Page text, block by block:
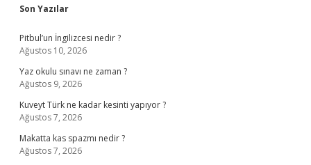
Sidebar
Son Yazılar
Pitbul’un İngilizcesi nedir ?
Ağustos 10, 2026
Yaz okulu sınavı ne zaman ?
Ağustos 9, 2026
Kuveyt Türk ne kadar kesinti yapıyor ?
Ağustos 7, 2026
Makatta kas spazmı nedir ?
Ağustos 7, 2026